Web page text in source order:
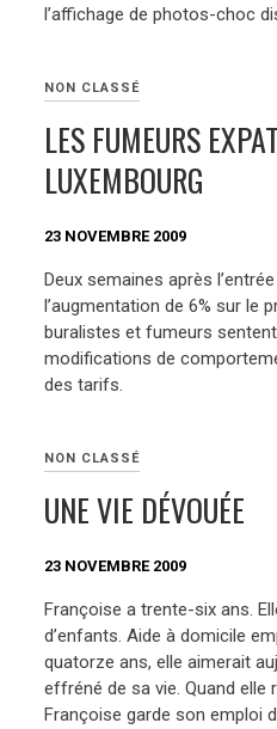
l’affichage de photos-choc
NON CLASSÉ
LES FUMEURS
LUXEMBOURG
23 NOVEMBRE 2009
Deux semaines après
l’augmentation de 6% sur le
buralistes et fumeurs
modifications de
des tarifs.
NON CLASSÉ
UNE VIE DÉVOUÉE
23 NOVEMBRE 2009
Françoise a trente-six ans.
d’enfants. Aide à domicile
quatorze ans, elle aimerait
effréné de sa vie. Quand elle
Françoise garde son emploi